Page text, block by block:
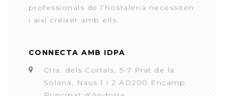
professionals de l’hostaleria necessiten
i així créixer amb ells.
CONNECTA AMB IDPA
Ctra. dels Cortals, 5-7 Prat de la
Solana, Naus 1 i 2 AD200 Encamp